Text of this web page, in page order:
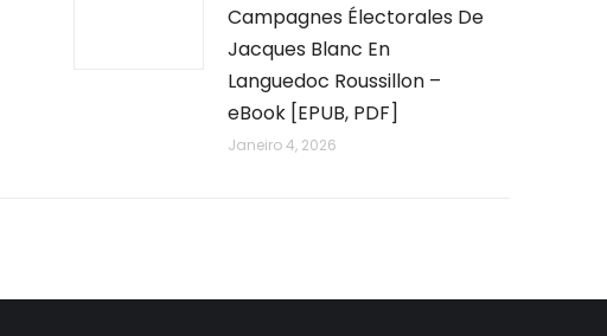
Campagnes Électorales De
Jacques Blanc En
Languedoc Roussillon –
eBook [EPUB, PDF]
Janeiro 4, 2026